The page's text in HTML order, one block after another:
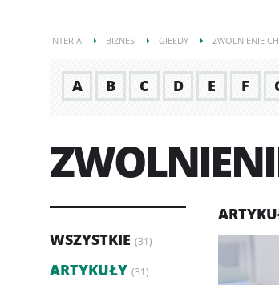
INTERIA BIZNES GIEŁDY ZWOLNIENIE
A B C D E F
WSZYSTKIE (31)
ARTYKUŁY (31)